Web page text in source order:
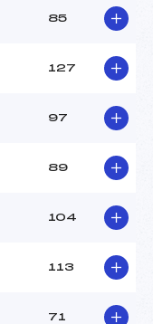
85
127
97
89
104
113
71